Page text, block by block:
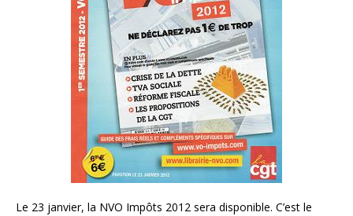
Le 23 janvier, la NVO Impôts 2012 sera disponible. C’est le